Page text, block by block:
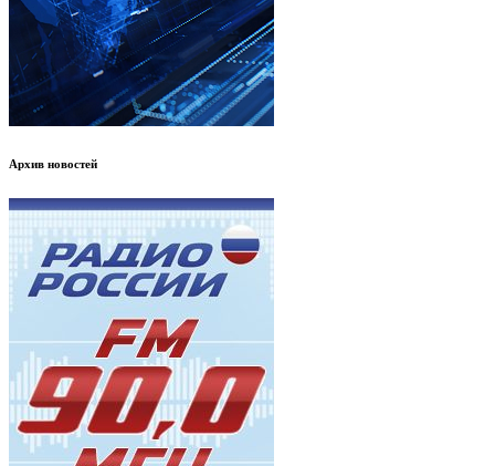
Архив новостей